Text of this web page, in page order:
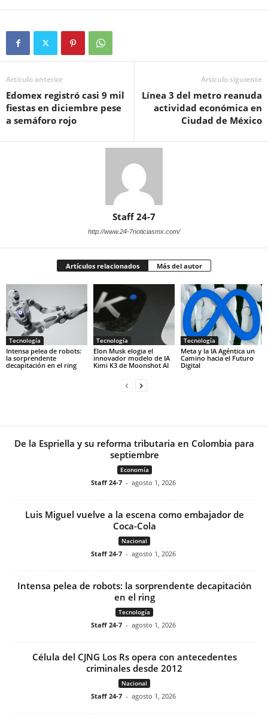
Artículo anterior
Edomex registró casi 9 mil
fiestas en diciembre pese
a semáforo rojo
Artículo siguiente
Línea 3 del metro reanuda
actividad económica en
Ciudad de México
Staff 24-7
http://www.24-7noticiasmx.com/
Artículos relacionados Más del autor
Tecnología
Intensa pelea de robots:
la sorprendente
decapitación en el ring
Tecnología
Elon Musk elogia el
innovador modelo de IA
Kimi K3 de Moonshot AI
Tecnología
Meta y la IA Agéntica un
Camino hacia el Futuro
Digital
De la Espriella y su reforma tributaria en Colombia para
septiembre
Economía
Staff 24-7 - agosto 1, 2026
Luis Miguel vuelve a la escena como embajador de
Coca-Cola
Nacional
Staff 24-7 - agosto 1, 2026
Intensa pelea de robots: la sorprendente decapitación
en el ring
Tecnología
Staff 24-7 - agosto 1, 2026
Célula del CJNG Los Rs opera con antecedentes
criminales desde 2012
Nacional
Staff 24-7 - agosto 1, 2026